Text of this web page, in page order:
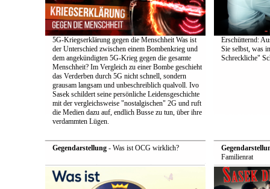
5G-Kriegserklärung gegen die Menschheit Was ist
der Unterschied zwischen einem Bombenkrieg und
dem angekündigten 5G-Krieg gegen die gesamte
Menschheit? Im Vergleich zu einer Bombe geschieht
das Verderben durch 5G nicht schnell, sondern
grausam langsam und unbeschreiblich qualvoll. Ivo
Sasek schildert seine persönliche Leidensgeschichte
mit der vergleichsweise "nostalgischen" 2G und ruft
die Medien dazu auf, endlich Busse zu tun, über ihre
verdammten Lügen.
Erschütternd:
Sie selbst, was
Schreckliche"
Gegendarstellung- Was ist OCG wirklich?
Familienrat